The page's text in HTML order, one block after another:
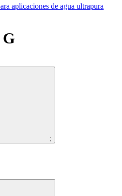
aplicaciones de agua ultrapura
;